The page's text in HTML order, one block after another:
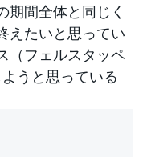
期間全体と同じく
えたいと思ってい
（フェルスタッペ
うと思っている